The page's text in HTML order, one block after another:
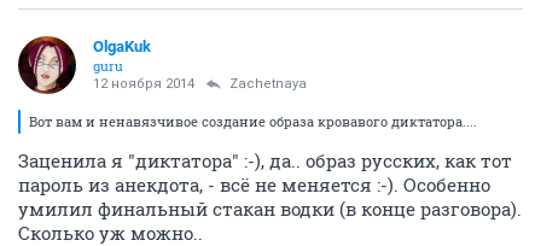
OlgaKuk
guru
12 ноября 2014 Zachetnaya
Вот вам и ненавязчивое создание образа кровавого диктатора....
Заценила я "диктатора" :-), да.. образ русских, как тот
пароль из анекдота, - всё не меняется :-). Особенно
умилил финальный стакан водки (в конце разговора).
Сколько уж можно..